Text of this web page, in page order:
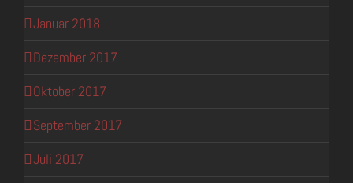
Januar 2018
Dezember 2017
Oktober 2017
September 2017
Juli 2017